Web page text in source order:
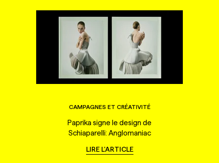
CAMPAGNES ET CRÉATIVITÉ
Paprika signe le design de
Schiaparelli: Anglomaniac
LIRE L'ARTICLE